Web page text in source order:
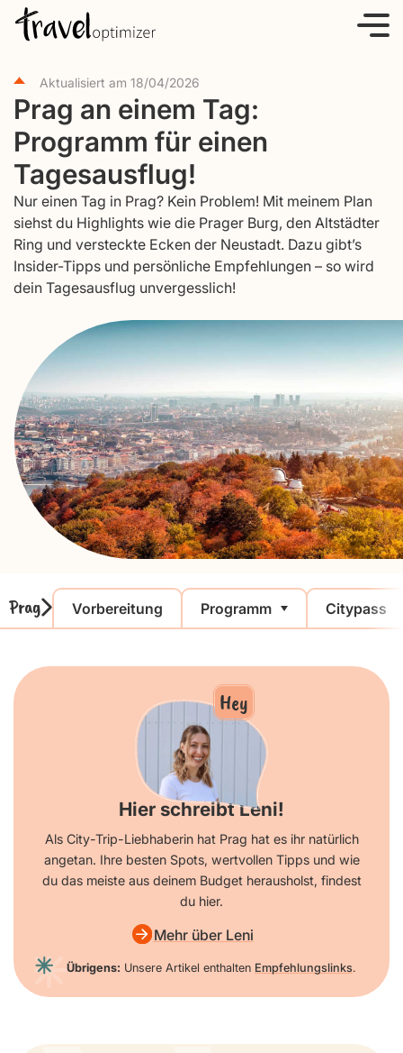
Aktualisiert am 18/04/2026
Prag an einem Tag:
Programm für einen
Tagesausflug!
Nur einen Tag in Prag? Kein Problem! Mit meinem Plan
siehst du Highlights wie die Prager Burg, den Altstädter
Ring und versteckte Ecken der Neustadt. Dazu gibt’s
Insider-Tipps und persönliche Empfehlungen – so wird
dein Tagesausflug unvergesslich!
Prag Vorbereitung Programm Citypass
Hey
Hier schreibt Leni!
Als City-Trip-Liebhaberin hat Prag hat es ihr natürlich
angetan. Ihre besten Spots, wertvollen Tipps und wie
du das meiste aus deinem Budget herausholst, findest
du hier.
Mehr über Leni
Übrigens: Unsere Artikel enthalten Empfehlungslinks.